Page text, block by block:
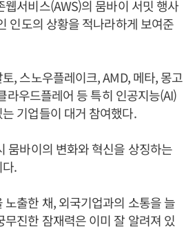
웹서비스(AWS)의 뭄바이 서밋 행사
인도의 상황을 적나라하게 보여준
, 스노우플레이크, AMD, 메타, 몽고
라우드플레어 등 특히 인공지능(AI)
기업들이 대거 참여했다.
뭄바이의 변화와 혁신을 상징하는
.
노출한 채, 외국기업과의 소통을 늘
무진한 잠재력은 이미 잘 알려져 있